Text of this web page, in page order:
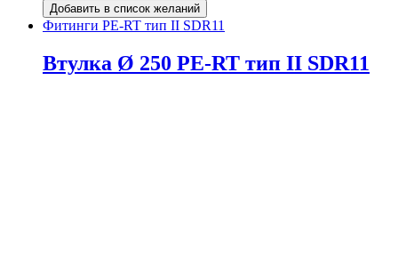
Добавить в список желаний
Фитинги PE-RT тип II SDR11
Втулка Ø 250 PE-RT тип II SDR11